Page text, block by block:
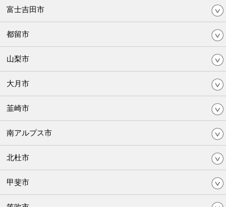
富士吉田市
都留市
山梨市
大月市
韮崎市
南アルプス市
北杜市
甲斐市